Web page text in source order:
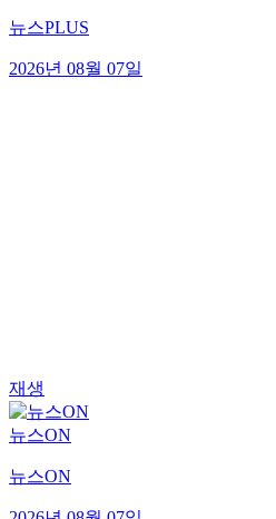
뉴스PLUS
2026년 08월 07일
재생
뉴스ON
뉴스ON